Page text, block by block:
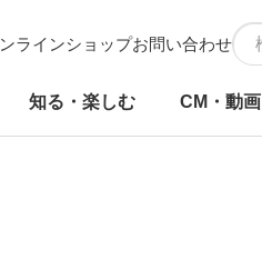
ラインショップお問い合わせ
知る・楽しむ CM・動画